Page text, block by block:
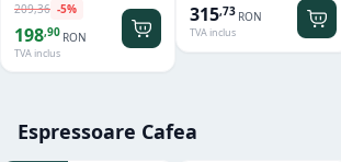
209,36 -5%
198,90 RON
TVA inclus
315,73 RON
TVA inclus
Espressoare Cafea